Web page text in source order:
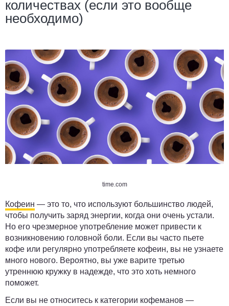
количествах (если это вообще
необходимо)
time.com
Кофеин — это то, что используют большинство людей,
чтобы получить заряд энергии, когда они очень устали.
Но его чрезмерное употребление может привести к
возникновению головной боли. Если вы часто пьете
кофе или регулярно употребляете кофеин, вы не узнаете
много нового. Вероятно, вы уже варите третью
утреннюю кружку в надежде, что это хоть немного
поможет.
Если вы не относитесь к категории кофеманов —